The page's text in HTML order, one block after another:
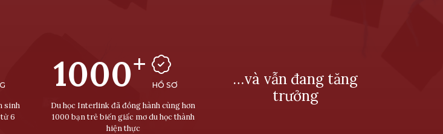
sinh
6
1000+
HỒ SƠ
Du học Interlink đã đồng hành cùng hơn
1000 bạn trẻ biến giấc mơ du học thành
hiện thực
…và vẫn đang tăng
trưởng